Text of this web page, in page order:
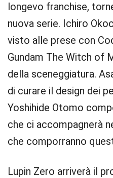
longevo franchise,
nuova serie. Ichiro
visto alle prese con
Gundam The Witch of
della sceneggiatura.
di curare il design dei
Yoshihide Otomo
che ci accompagnerà
che comporranno
Lupin Zero arriverà il